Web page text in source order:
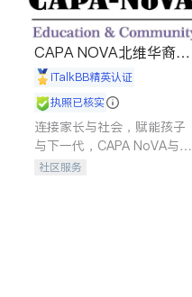
CAPA NOVA北维华裔家
长会iTalkBB精英认证
执照已核实
连接家长与社会，赋能孩子
与下一代，CAPA NoVA与您
携手建设包容、公平、充满
社区服务